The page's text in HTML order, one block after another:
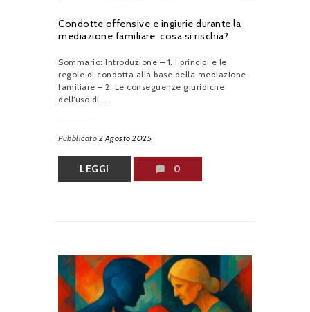
Condotte offensive e ingiurie durante la
mediazione familiare: cosa si rischia?
Sommario: Introduzione – 1. I principi e le
regole di condotta alla base della mediazione
familiare – 2. Le conseguenze giuridiche
dell’uso di...
Pubblicato 2 Agosto 2025
LEGGI 0